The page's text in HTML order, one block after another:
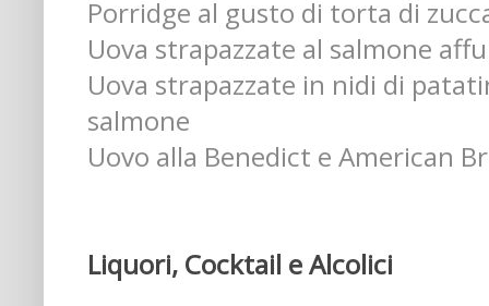
Porridge al gusto di torta di
Uova strapazzate al salmone
Uova strapazzate in nidi di
salmone
Uovo alla Benedict e American
Liquori, Cocktail e Alcolici